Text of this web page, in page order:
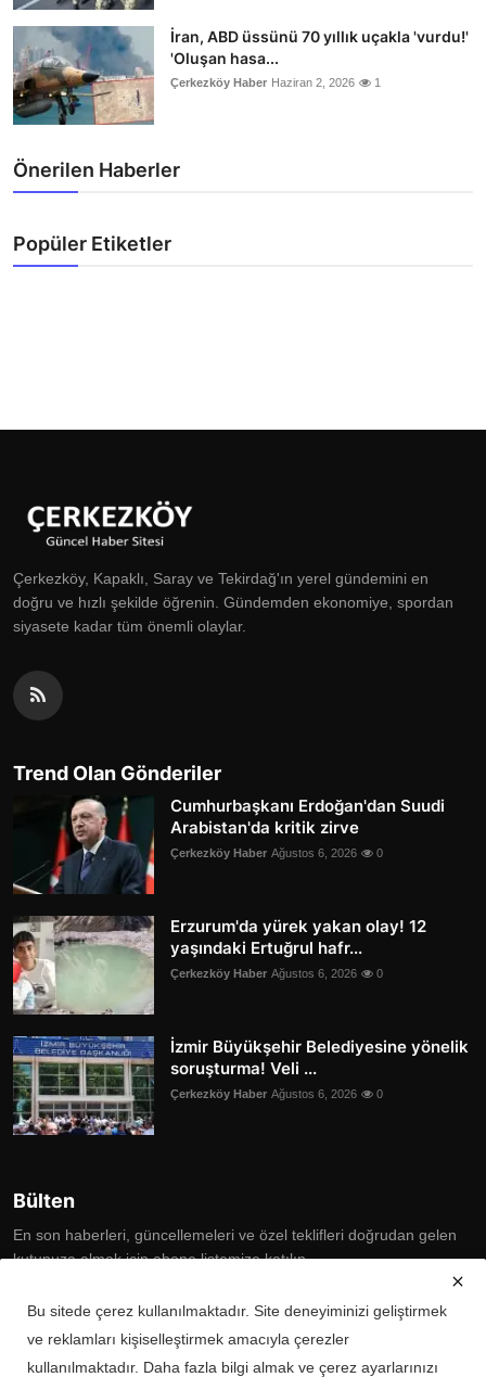
İran, ABD üssünü 70 yıllık uçakla 'vurdu!'
'Oluşan hasa...
Çerkezköy Haber Haziran 2, 2026 1
Önerilen Haberler
Popüler Etiketler
Çerkezköy, Kapaklı, Saray ve Tekirdağ'ın yerel gündemini en
doğru ve hızlı şekilde öğrenin. Gündemden ekonomiye, spordan
siyasete kadar tüm önemli olaylar.
Trend Olan Gönderiler
Cumhurbaşkanı Erdoğan'dan Suudi
Arabistan'da kritik zirve
Çerkezköy Haber Ağustos 6, 2026 0
Erzurum'da yürek yakan olay! 12
yaşındaki Ertuğrul hafr...
Çerkezköy Haber Ağustos 6, 2026 0
İzmir Büyükşehir Belediyesine yönelik
soruşturma! Veli ...
Çerkezköy Haber Ağustos 6, 2026 0
Bülten
En son haberleri, güncellemeleri ve özel teklifleri doğrudan gelen
kutunuza almak için abone listemize katılın
Subscribe
Bu sitede çerez kullanılmaktadır. Site deneyiminizi geliştirmek
ve reklamları kişiselleştirmek amacıyla çerezler
kullanılmaktadır. Daha fazla bilgi almak ve çerez ayarlarınızı